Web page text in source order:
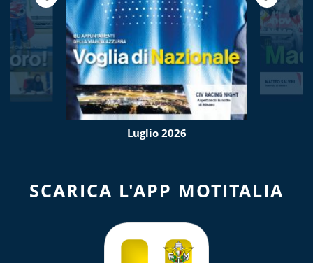
Luglio 2026
SCARICA L'APP MOTITALIA